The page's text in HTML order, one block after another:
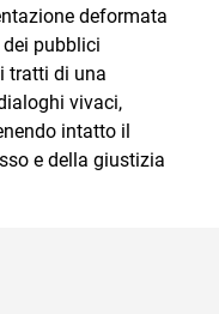
deformata
pubblici
tratti di una
vivaci,
intatto il
e della giustizia